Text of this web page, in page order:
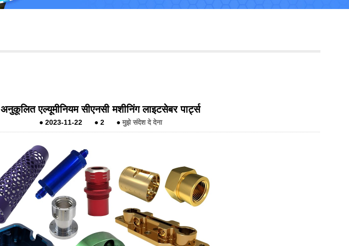
​अनुकूलित एल्यूमीनियम सीएनसी मशीनिंग लाइटसेबर पार्ट्स
● 2023-11-22 ● 2 ● मुझे संदेश दे देना